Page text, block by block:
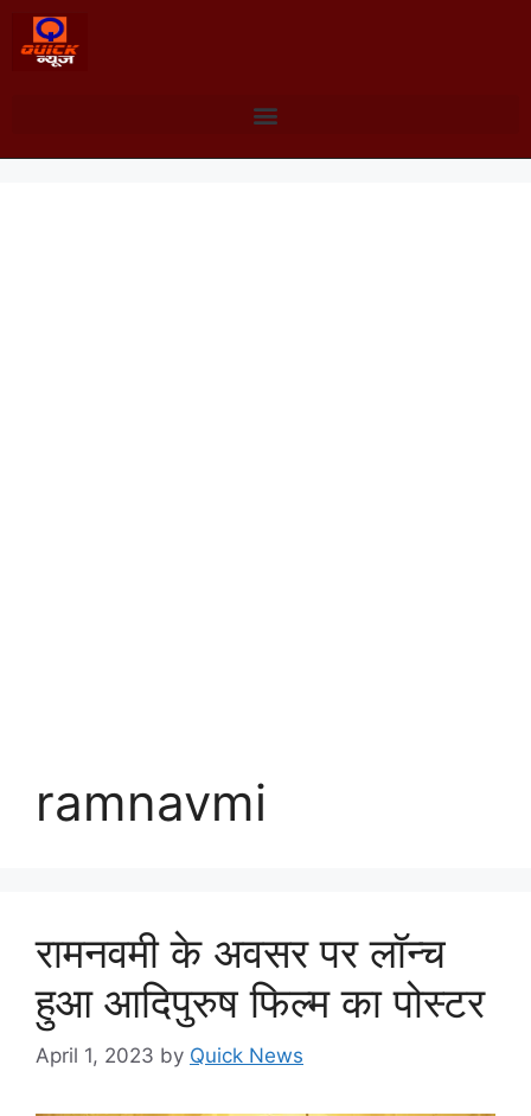
ramnavmi
रामनवमी के अवसर पर लॉन्च
हुआ आदिपुरुष फिल्म का पोस्टर
April 1, 2023 by Quick News